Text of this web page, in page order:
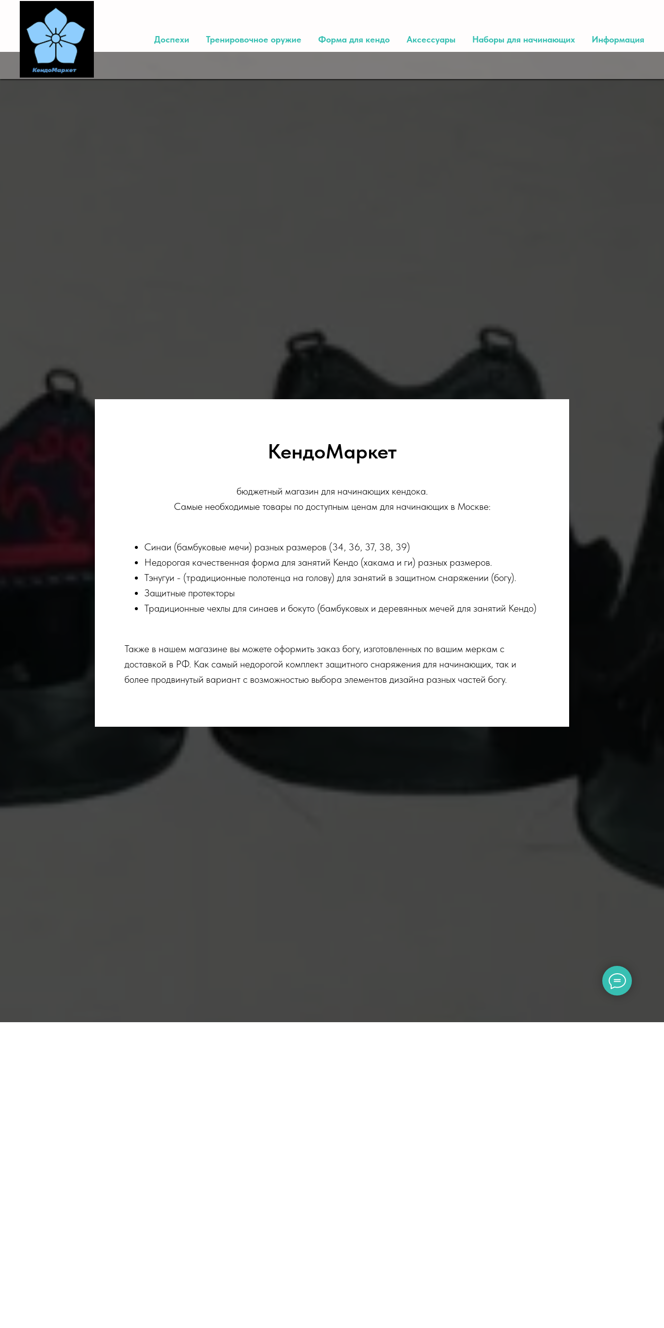
Доспехи Тренировочное оружие Форма для кендо Аксессуары Наборы для начинающих Информация
КендоМаркет
бюджетный магазин для начинающих кендока.
Самые необходимые товары по доступным ценам для начинающих в Москве:
Синаи (бамбуковые мечи) разных размеров (34, 36, 37, 38, 39)
Недорогая качественная форма для занятий Кендо (хакама и ги) разных размеров.
Тэнугуи - (традиционные полотенца на голову) для занятий в защитном снаряжении (богу).
Защитные протекторы
Традиционные чехлы для синаев и бокуто (бамбуковых и деревянных мечей для занятий Кендо)
Также в нашем магазине вы можете оформить заказ богу, изготовленных по вашим меркам с
доставкой в РФ. Как самый недорогой комплект защитного снаряжения для начинающих, так и
более продвинутый вариант с возможностью выбора элементов дизайна разных частей богу.